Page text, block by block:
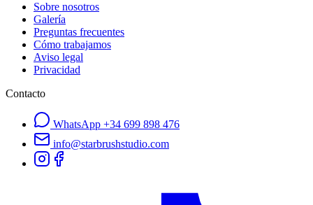
Sobre nosotros
Galería
Preguntas frecuentes
Cómo trabajamos
Aviso legal
Privacidad
Contacto
WhatsApp +34 699 898 476
info@starbrushstudio.com